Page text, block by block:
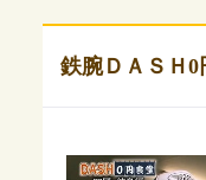
鉄腕ＤＡＳＨ